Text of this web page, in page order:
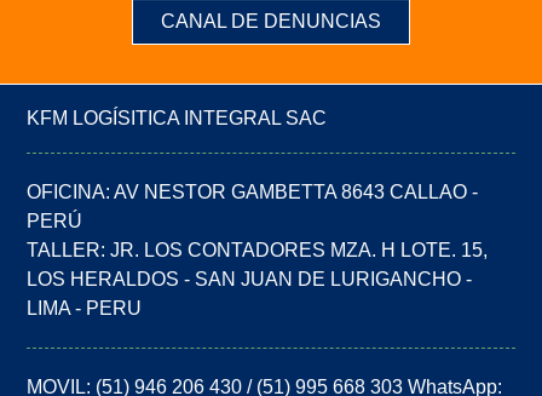
CANAL DE DENUNCIAS
KFM LOGÍSITICA INTEGRAL SAC
OFICINA: AV NESTOR GAMBETTA 8643 CALLAO -
PERÚ
TALLER: JR. LOS CONTADORES MZA. H LOTE. 15,
LOS HERALDOS - SAN JUAN DE LURIGANCHO -
LIMA - PERU
MOVIL: (51) 946 206 430 / (51) 995 668 303 WhatsApp: